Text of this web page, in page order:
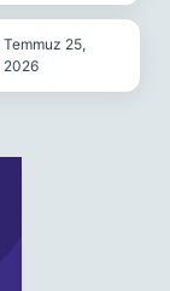
Temmuz 25,
2026